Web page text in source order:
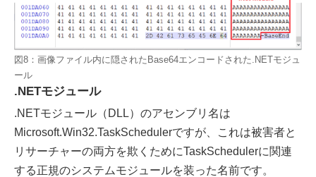
図8：画像ファイル内に隠されたBase64エンコードされた.NETモジュ
ール
.NETモジュール
.NETモジュール（DLL）のアセンブリ名は
Microsoft.Win32.TaskSchedulerですが、これは被害者と
リサーチャーの両方を欺くためにTaskSchedulerに関連
する正規のシステムモジュールを装った名前です。